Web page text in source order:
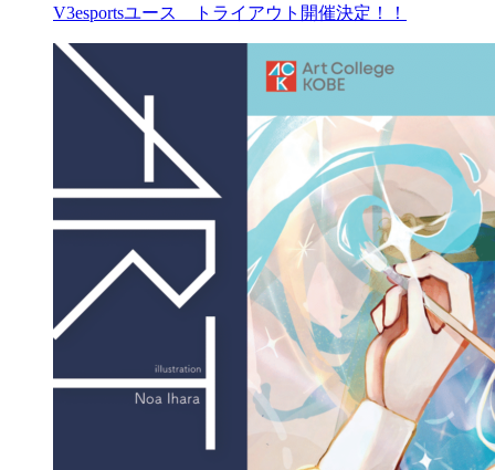
V3esportsユース トライアウト開催決定！！